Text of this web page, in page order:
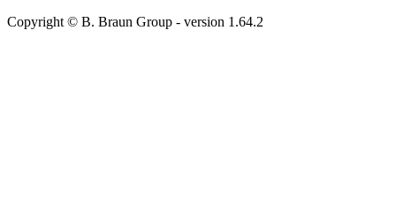
Copyright © B. Braun Group - version 1.64.2